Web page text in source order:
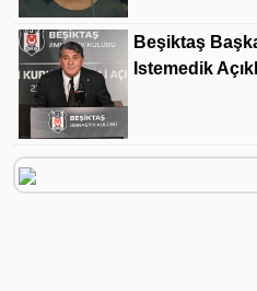
Beşiktaş
Istemedik